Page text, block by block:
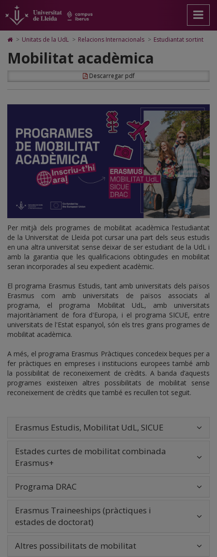
Mobilitat
acadèmica
pàgina
principal.
Universitat
contingut
principal
pàgina
Mapa
Web.
Universitat
Lleida
Cerca
Accessibilitat.
Universitat
Lleida
Icono
Home
para
a
la
de
> Unitats de la UdL > Relacions Internacionals > Estudiantat sortint
Mobilitat acadèmica
Descarregar pdf
Per mitjà dels programes de mobilitat acadèmica l’estudiantat
de la Universitat de Lleida pot cursar una part dels seus estudis
en una altra universitat sense deixar de ser estudiant de la UdL i
amb la garantia que les qualificacions obtingudes en mobilitat
seran incorporades al seu expedient acadèmic.
El programa Erasmus Estudis, tant amb universitats dels països
Erasmus com amb universitats de països associats al
programa, el programa Mobilitat UdL, amb universitats
majoritàriament de fora d'Europa, i el programa SICUE, entre
universitats de l'Estat espanyol, són els tres grans programes de
mobilitat acadèmica.
A més, el programa Erasmus Pràctiques concedeix beques per a
fer pràctiques en empreses i institucions europees també amb
la possibilitat de reconeixement de crèdits. A banda d’aquests
programes existeixen altres possibilitats de mobilitat sense
reconeixement de crèdits que també es recullen tot seguit.
Erasmus Estudis, Mobilitat UdL, SICUE
Estades curtes de mobilitat combinada
Erasmus+
Programa DRAC
Erasmus Traineeships (pràctiques i
estades de doctorat)
Altres possibilitats de mobilitat